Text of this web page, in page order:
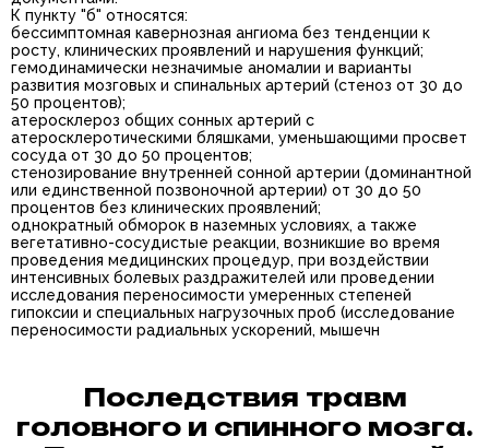
К пункту "б" относятся:
бессимптомная кавернозная ангиома без тенденции к
росту, клинических проявлений и нарушения функций;
гемодинамически незначимые аномалии и варианты
развития мозговых и спинальных артерий (стеноз от 30 до
50 процентов);
атеросклероз общих сонных артерий с
атеросклеротическими бляшками, уменьшающими просвет
сосуда от 30 до 50 процентов;
стенозирование внутренней сонной артерии (доминантной
или единственной позвоночной артерии) от 30 до 50
процентов без клинических проявлений;
однократный обморок в наземных условиях, а также
вегетативно-сосудистые реакции, возникшие во время
проведения медицинских процедур, при воздействии
интенсивных болевых раздражителей или проведении
исследования переносимости умеренных степеней
гипоксии и специальных нагрузочных проб (исследование
переносимости радиальных ускорений, мышечн
Последствия травм
головного и спинного мозга.